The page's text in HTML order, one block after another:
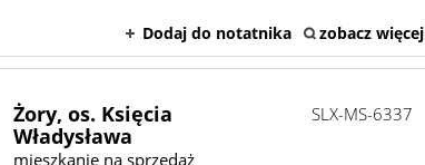
Dodaj do notatnika zobacz więcej
Żory, os. Księcia
Władysława
mieszkanie na sprzedaż
SLX-MS-6337